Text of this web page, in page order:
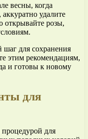
весны, когда
удалите
открывайте розы,
для сохранения
этим рекомендациям,
и готовы к новому
для
для